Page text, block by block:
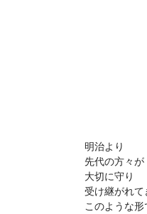
明治より
先代の方々が
大切に守り
受け継がれて
このような形